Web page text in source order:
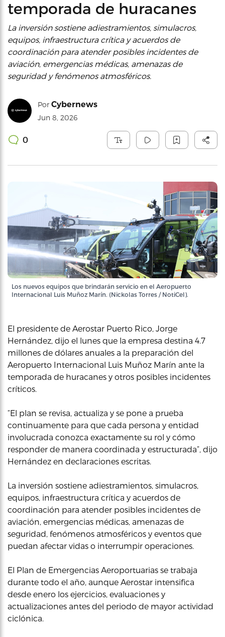
temporada de huracanes
La inversión sostiene adiestramientos, simulacros,
equipos, infraestructura crítica y acuerdos de
coordinación para atender posibles incidentes de
aviación, emergencias médicas, amenazas de
seguridad y fenómenos atmosféricos.
Por Cybernews
Jun 8, 2026
0
Los nuevos equipos que brindarán servicio en el Aeropuerto
Internacional Luis Muñoz Marín. (Nickolas Torres / NotiCel).
El presidente de Aerostar Puerto Rico, Jorge
Hernández, dijo el lunes que la empresa destina 4.7
millones de dólares anuales a la preparación del
Aeropuerto Internacional Luis Muñoz Marín ante la
temporada de huracanes y otros posibles incidentes
críticos.
“El plan se revisa, actualiza y se pone a prueba
continuamente para que cada persona y entidad
involucrada conozca exactamente su rol y cómo
responder de manera coordinada y estructurada”, dijo
Hernández en declaraciones escritas.
La inversión sostiene adiestramientos, simulacros,
equipos, infraestructura crítica y acuerdos de
coordinación para atender posibles incidentes de
aviación, emergencias médicas, amenazas de
seguridad, fenómenos atmosféricos y eventos que
puedan afectar vidas o interrumpir operaciones.
El Plan de Emergencias Aeroportuarias se trabaja
durante todo el año, aunque Aerostar intensifica
desde enero los ejercicios, evaluaciones y
actualizaciones antes del periodo de mayor actividad
ciclónica.